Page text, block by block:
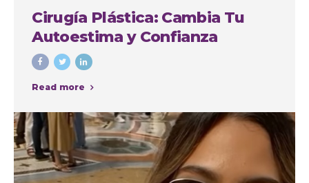
Cirugía Plástica: Cambia Tu
Autoestima y Confianza
Read more